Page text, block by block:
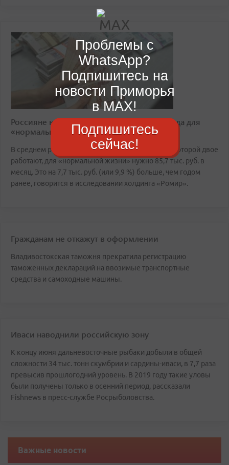
Россияне назвали размер семейного дохода для
«нормальной жизни»
В среднем российской семье из трех человек, в которой двое
работают, для «нормальной жизни» нужно 85,7 тыс. руб. в
месяц. Это на 7,7 тыс. руб. (или 9,9 %) больше, чем годом
ранее, говорится в исследовании холдинга «Ромир».
Гражданам не откажут в оформлении
Владивостокская таможня прекратила регистрацию
таможенных деклараций на ввозимые транспортные
средства и самоходные машины.
Иваси наводнили российскую зону
К концу июня дальневосточные рыбаки добыли в общей
сложности 34 тыс. тонн скумбрии и сардины-иваси, в 7,7 раза
превысив прошлогодний уровень. В 2019 году такие уловы
были получены только в осенний период, рассказали
Fishnews в пресс-службе Росрыболовства.
Важные новости
Проблемы с
WhatsApp?
Подпишитесь на
новости Приморья
в MAX!
Подпишитесь
сейчас!